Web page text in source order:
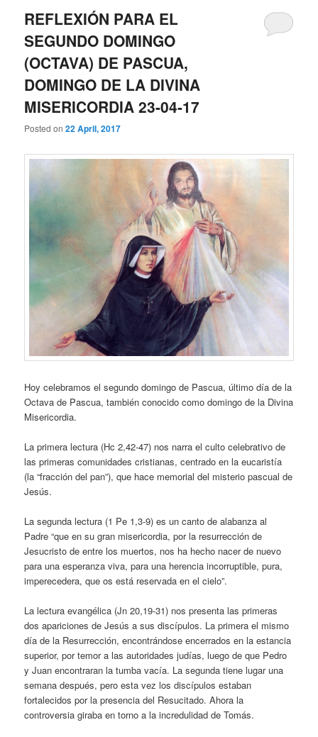
REFLEXIÓN PARA EL
SEGUNDO DOMINGO
(OCTAVA) DE PASCUA,
DOMINGO DE LA DIVINA
MISERICORDIA 23-04-17
Posted on22 April, 2017
Hoy celebramos el segundo domingo de Pascua, último día de la
Octava de Pascua, también conocido como domingo de la Divina
Misericordia.
La primera lectura (Hc 2,42-47) nos narra el culto celebrativo de
las primeras comunidades cristianas, centrado en la eucaristía
(la “fracción del pan”), que hace memorial del misterio pascual de
Jesús.
La segunda lectura (1 Pe 1,3-9) es un canto de alabanza al
Padre “que en su gran misericordia, por la resurrección de
Jesucristo de entre los muertos, nos ha hecho nacer de nuevo
para una esperanza viva, para una herencia incorruptible, pura,
imperecedera, que os está reservada en el cielo”.
La lectura evangélica (Jn 20,19-31) nos presenta las primeras
dos apariciones de Jesús a sus discípulos. La primera el mismo
día de la Resurrección, encontrándose encerrados en la estancia
superior, por temor a las autoridades judías, luego de que Pedro
y Juan encontraran la tumba vacía. La segunda tiene lugar una
semana después, pero esta vez los discípulos estaban
fortalecidos por la presencia del Resucitado. Ahora la
controversia giraba en torno a la incredulidad de Tomás.